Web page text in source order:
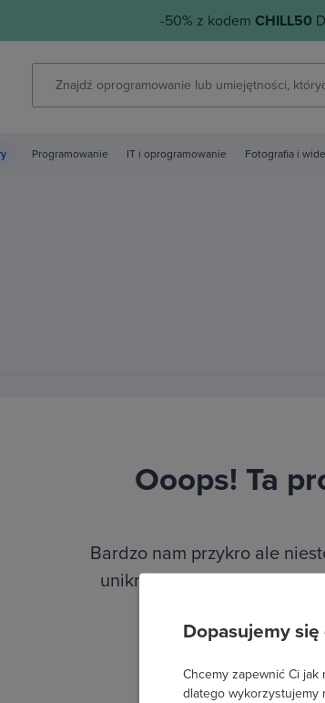
-50% z kodem CHILL50
Programowanie IT i oprogramowanie Fotografia i
Ooops! Ta
Bardzo nam przykro ale
uniknąć takich sytuacji -
Podaj swój
Dopasujemy się
Chcemy zapewnić Ci
dlatego wykorzystujemy